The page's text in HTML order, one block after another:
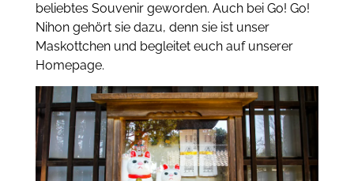
beliebtes Souvenir geworden. Auch bei Go! Go!
Nihon gehört sie dazu, denn sie ist unser
Maskottchen und begleitet euch auf unserer
Homepage.